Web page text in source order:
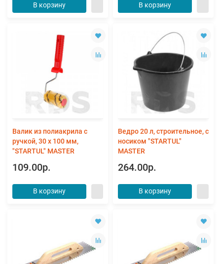
В корзину В корзину
Валик из полиакрила с
ручкой, 30 х 100 мм,
"STARTUL" MASTER
109.00р.
В корзину
Ведро 20 л, строительное, с
носиком "STARTUL"
MASTER
264.00р.
В корзину